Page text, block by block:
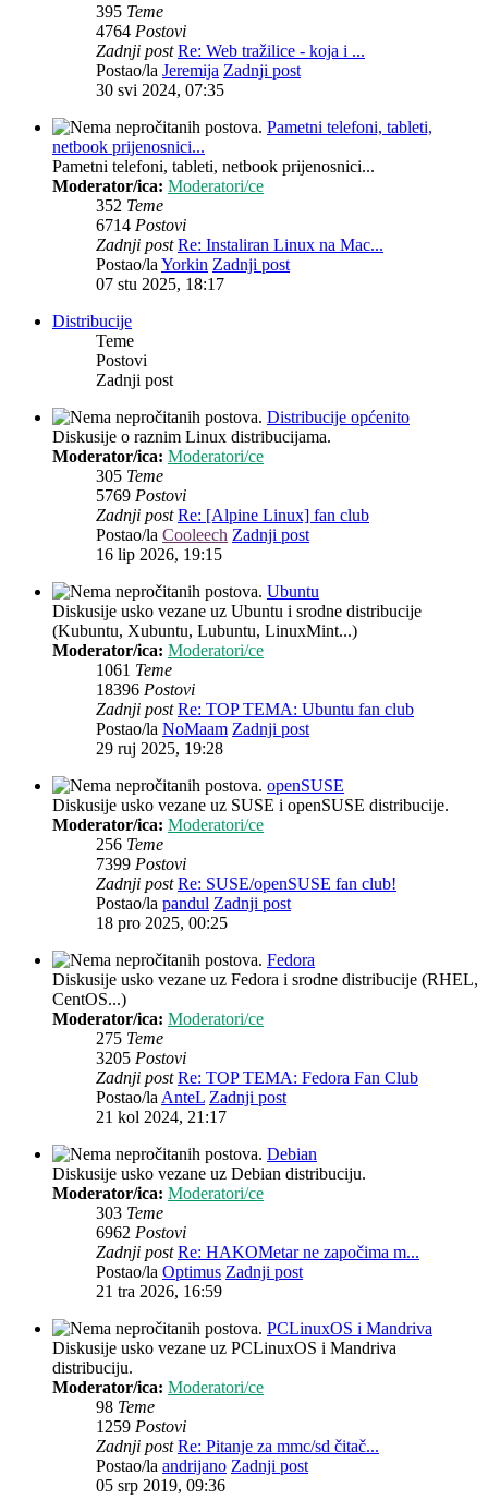
395 Teme
4764 Postovi
Zadnji post Re: Web tražilice - koja i ...
Postao/la Jeremija Zadnji post
30 svi 2024, 07:35
Pametni telefoni, tableti,
netbook prijenosnici...
Pametni telefoni, tableti, netbook prijenosnici...
Moderator/ica: Moderatori/ce
352 Teme
6714 Postovi
Zadnji post Re: Instaliran Linux na Mac...
Postao/laYorkin Zadnji post
07 stu 2025, 18:17
Distribucije
Teme
Postovi
Zadnji post
Distribucije općenito
Diskusije o raznim Linux distribucijama.
Moderator/ica: Moderatori/ce
305 Teme
5769 Postovi
Zadnji post Re: [Alpine Linux] fan club
Postao/la Cooleech Zadnji post
16 lip 2026, 19:15
Ubuntu
Diskusije usko vezane uz Ubuntu i srodne distribucije
(Kubuntu, Xubuntu, Lubuntu, LinuxMint...)
Moderator/ica: Moderatori/ce
1061 Teme
18396 Postovi
Zadnji post Re: TOP TEMA: Ubuntu fan club
Postao/la NoMaam Zadnji post
29 ruj 2025, 19:28
openSUSE
Diskusije usko vezane uz SUSE i openSUSE distribucije.
Moderator/ica: Moderatori/ce
256 Teme
7399 Postovi
Zadnji post Re: SUSE/openSUSE fan club!
Postao/la pandul Zadnji post
18 pro 2025, 00:25
Fedora
Diskusije usko vezane uz Fedora i srodne distribucije (RHEL,
CentOS...)
Moderator/ica: Moderatori/ce
275 Teme
3205 Postovi
Zadnji post Re: TOP TEMA: Fedora Fan Club
Postao/laAnteL Zadnji post
21 kol 2024, 21:17
Debian
Diskusije usko vezane uz Debian distribuciju.
Moderator/ica: Moderatori/ce
303 Teme
6962 Postovi
Zadnji post Re: HAKOMetar ne započima m...
Postao/la Optimus Zadnji post
21 tra 2026, 16:59
PCLinuxOS i Mandriva
Diskusije usko vezane uz PCLinuxOS i Mandriva
distribuciju.
Moderator/ica: Moderatori/ce
98 Teme
1259 Postovi
Zadnji post Re: Pitanje za mmc/sd čitač...
Postao/la andrijano Zadnji post
05 srp 2019, 09:36